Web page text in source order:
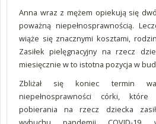
Anna wraz z mężem opiekują się
poważną niepełnosprawnością.
wiąże się znacznymi kosztami,
Zasiłek pielęgnacyjny na rzecz
miesięcznie w to istotna pozycja w
Zbliżał się koniec termin
niepełnosprawności córki,
pobierania na rzecz dziecka